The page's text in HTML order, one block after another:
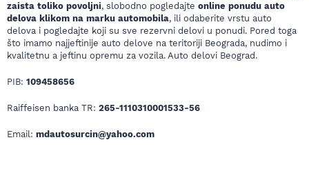
zaista toliko povoljni, slobodno pogledajte online ponudu auto
delova klikom na marku automobila, ili odaberite vrstu auto
delova i pogledajte koji su sve rezervni delovi u ponudi. Pored toga
što imamo najjeftinije auto delove na teritoriji Beograda, nudimo i
kvalitetnu a jeftinu opremu za vozila. Auto delovi Beograd.
PIB: 109458656
Raiffeisen banka TR: 265-1110310001533-56
Email: mdautosurcin@yahoo.com